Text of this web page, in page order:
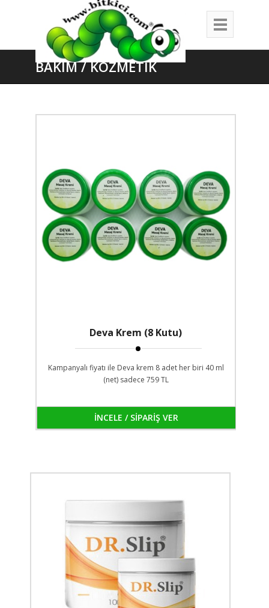
BAKIM / KOZMETİK
Deva Krem (8 Kutu)
Kampanyalı fiyatı ile Deva krem 8 adet her biri 40 ml
(net) sadece 759 TL
İNCELE / SİPARİŞ VER